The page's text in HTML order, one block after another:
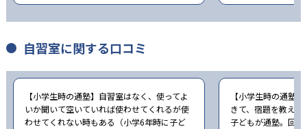
自習室に関する口コミ
【小学生時の通塾】自習室はなく、使ってよ
いか聞いて空いていれば使わせてくれるが使
わせてくれない時もある（小学6年時に子ど
【小学生時の通塾
きて、宿題を教え
子どもが通塾。回